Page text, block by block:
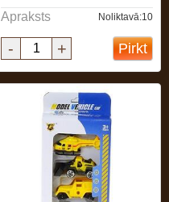
Apraksts Noliktavā:10
- + Pirkt